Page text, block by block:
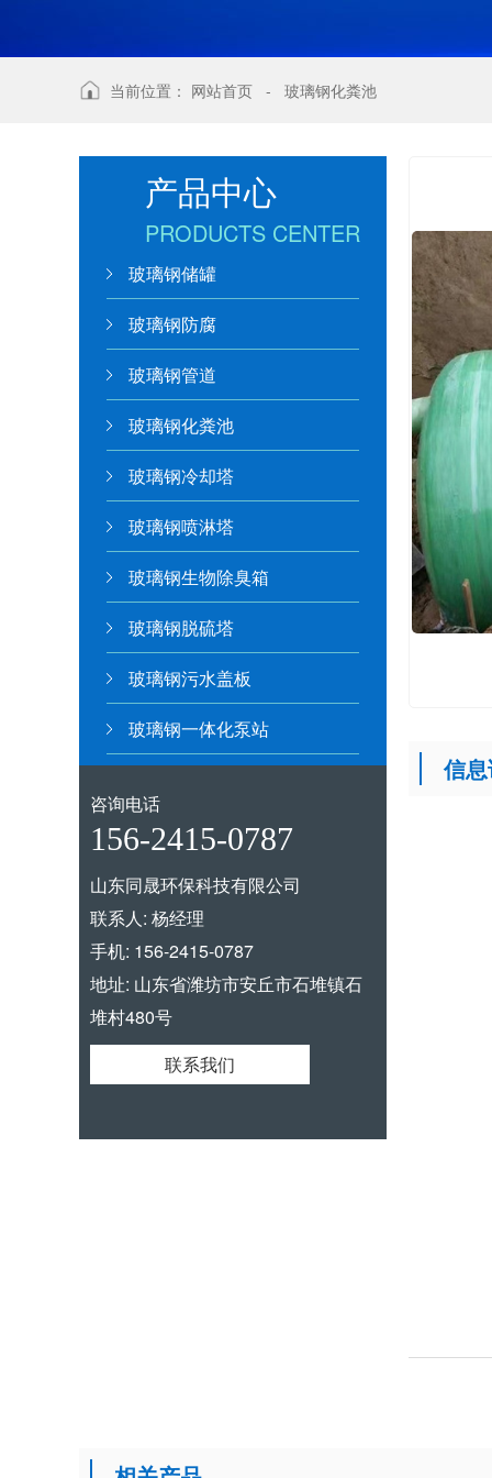
当前位置： 网站首页 - 玻璃钢化粪池
产品中心
PRODUCTS CENTER
玻璃钢储罐
玻璃钢防腐
玻璃钢管道
玻璃钢化粪池
玻璃钢冷却塔
玻璃钢喷淋塔
玻璃钢生物除臭箱
玻璃钢脱硫塔
玻璃钢污水盖板
玻璃钢一体化泵站
咨询电话
156-2415-0787
山东同晟环保科技有限公司
联系人: 杨经理
手机: 156-2415-0787
地址: 山东省潍坊市安丘市石堆镇石
堆村480号
联系我们
信